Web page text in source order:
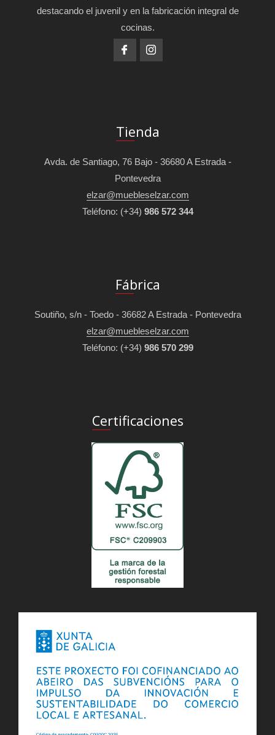
destacando el juvenil y en la fabricación integral de
cocinas.
Tienda
Avda. de Santiago, 76 Bajo - 36680 A Estrada -
Pontevedra
elzar@muebleselzar.com
Teléfono: (+34) 986 572 344
Fábrica
Soutiño, s/n - Toedo - 36682 A Estrada - Pontevedra
elzar@muebleselzar.com
Teléfono: (+34) 986 570 299
Certificaciones